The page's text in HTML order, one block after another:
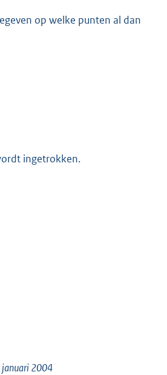
op welke punten al dan
ingetrokken.
januari 2004